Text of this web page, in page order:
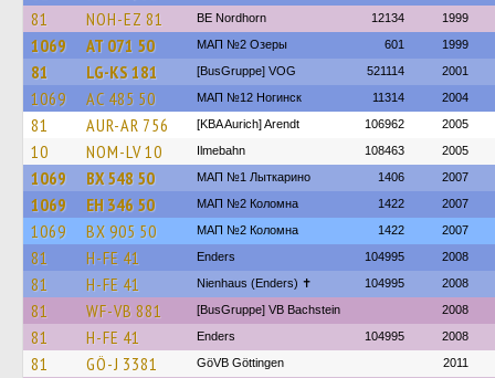
81
NOH-EZ 81 BE Nordhorn 12134 1999
1069 АТ 071 50 МАП №2 Озеры 601 1999
81 LG-KS 181 [BusGruppe] VOG 521114 2001
1069 АС 485 50 МАП №12 Ногинск 11314 2004
81 AUR-AR 756 [KBA Aurich] Arendt 106962 2005
10 NOM-LV 10 Ilmebahn 108463 2005
1069 ВХ 548 50 МАП №1 Лыткарино 1406 2007
1069 ЕН 346 50 МАП №2 Коломна 1422 2007
1069 ВХ 905 50 МАП №2 Коломна 1422 2007
81 H-FE 41 Enders 104995 2008
81 H-FE 41 Nienhaus (Enders) ✝ 104995 2008
81 WF-VB 881 [BusGruppe] VB Bachstein 2008
81 H-FE 41 Enders 104995 2008
81 GÖ-J 3381 GöVB Göttingen 2011